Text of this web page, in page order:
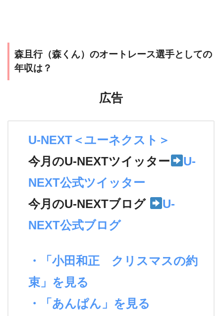
森且行（森くん）のオートレース選手としての
年収は？
広告
U-NEXT＜ユーネクスト＞
今月のU-NEXTツイッター
U-
NEXT公式ツイッター
今月のU-NEXTブログ
U-
NEXT公式ブログ
・「小田和正 クリスマスの約
束」を見る
・「あんぱん」を見る